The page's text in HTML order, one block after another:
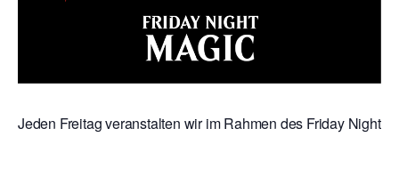
Jeden Freitag veranstalten wir im Rahmen des Friday Night